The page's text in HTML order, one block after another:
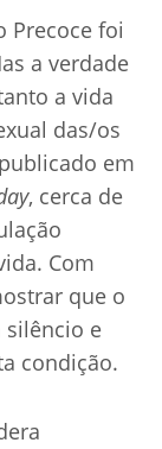
Precoce foi
a verdade
a vida
das/os
em
, cerca de
Com
que o
silêncio e
condição.